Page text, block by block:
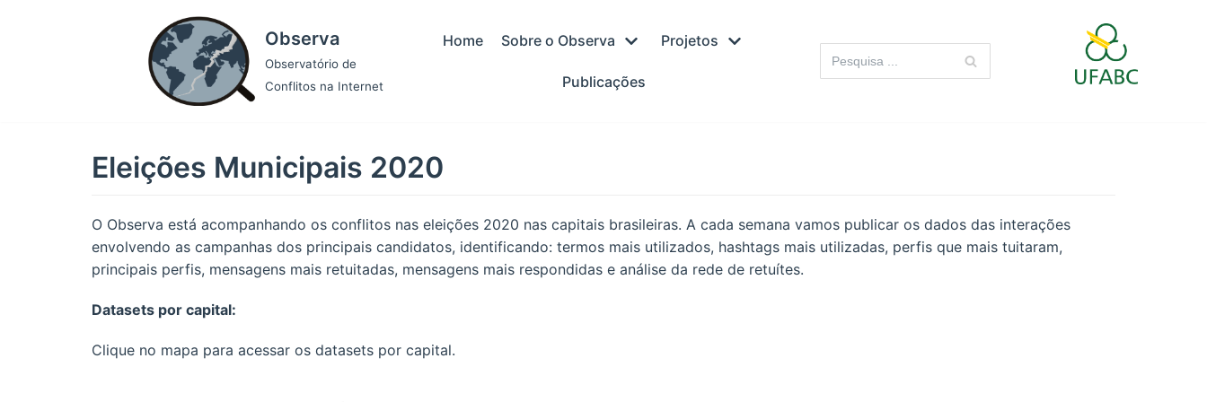
Observa
Observatório de
Conflitos na Internet
Home Sobre o Observa Projetos
Publicações
Eleições Municipais 2020
O Observa está acompanhando os conflitos nas eleições 2020 nas capitais brasileiras. A cada semana vamos publicar os dados das interações
envolvendo as campanhas dos principais candidatos, identificando: termos mais utilizados, hashtags mais utilizadas, perfis que mais tuitaram,
principais perfis, mensagens mais retuitadas, mensagens mais respondidas e análise da rede de retuítes.
Datasets por capital:
Clique no mapa para acessar os datasets por capital.